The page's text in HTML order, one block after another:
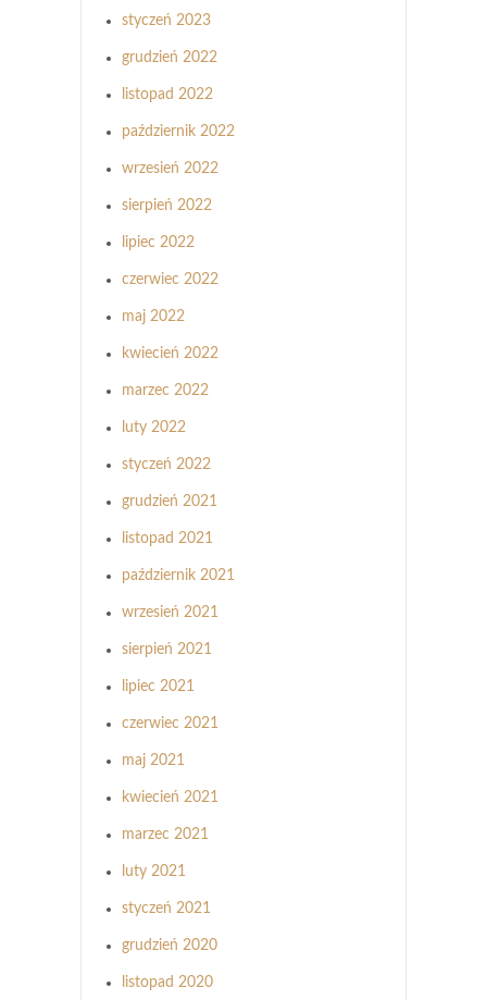
styczeń 2023
grudzień 2022
listopad 2022
październik 2022
wrzesień 2022
sierpień 2022
lipiec 2022
czerwiec 2022
maj 2022
kwiecień 2022
marzec 2022
luty 2022
styczeń 2022
grudzień 2021
listopad 2021
październik 2021
wrzesień 2021
sierpień 2021
lipiec 2021
czerwiec 2021
maj 2021
kwiecień 2021
marzec 2021
luty 2021
styczeń 2021
grudzień 2020
listopad 2020